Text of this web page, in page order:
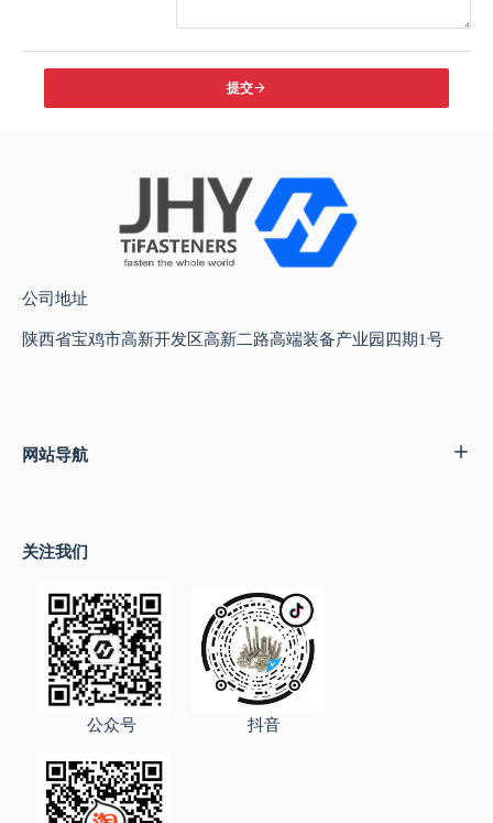
提交
公司地址
陕西省宝鸡市高新开发区高新二路高端装备产业园四期1号
网站导航
关注我们
公众号 抖音